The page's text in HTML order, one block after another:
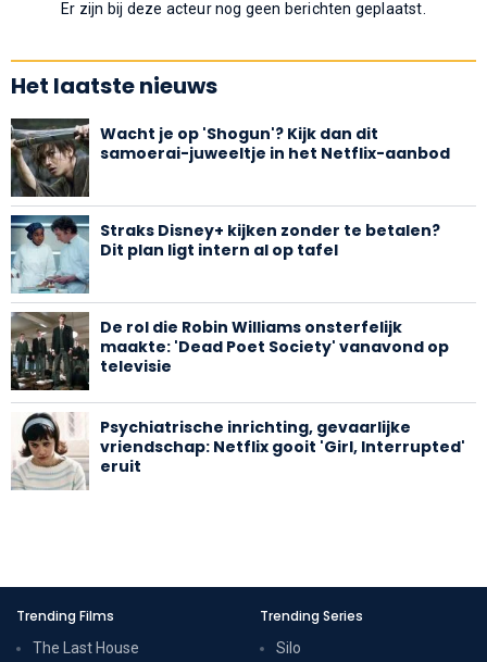
Er zijn bij deze acteur nog geen berichten geplaatst.
Het laatste nieuws
Wacht je op 'Shogun'? Kijk dan dit
samoerai-juweeltje in het Netflix-aanbod
Straks Disney+ kijken zonder te betalen?
Dit plan ligt intern al op tafel
De rol die Robin Williams onsterfelijk
maakte: 'Dead Poet Society' vanavond op
televisie
Psychiatrische inrichting, gevaarlijke
vriendschap: Netflix gooit 'Girl, Interrupted'
eruit
Trending Films
The Last House
Trending Series
Silo